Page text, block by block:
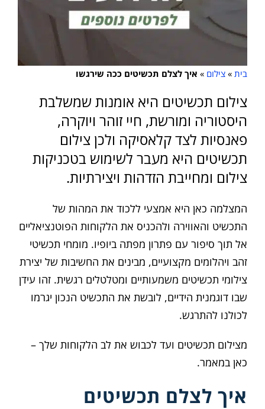
בית » צילום » איך לצלם תכשיטים ככה שירגשו
צילום תכשיטים היא אומנות שמשלבת
היסטוריה ומורשת, חיי זוהר ויוקרה,
פאנסיות לצד קלאסיקה ולכן צילום
תכשיטים היא מעבר לשימוש בטכניקות
צילום ומחייבת הזדהות ויצירתיות.
המצלמה כאן היא אמצעי ללכוד את המהות של
התכשיט והאווירה ולהכניס את הלקוחות הפוטנציאליים
אל תוך סיפור עם פתרון מפתה ביופיו. מומחי תכשיטי
זהב ויהלומים מקצועיים, מבינים את החשיבות של יצירת
צילומי תכשיטים משמעותיים ומטלטלים רגשית. זהו עידן
שבו דוגמנית הידיים, לובשת את התכשיט הנכון יגרמו
לכולנו להתרגש.
מצילום תכשיטים ועד לכבוש את לב הלקוחות שלך –
כאן במאמר.
איך לצלם תכשיטים